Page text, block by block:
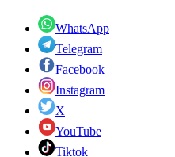
WhatsApp
Telegram
Facebook
Instagram
X
YouTube
Tiktok